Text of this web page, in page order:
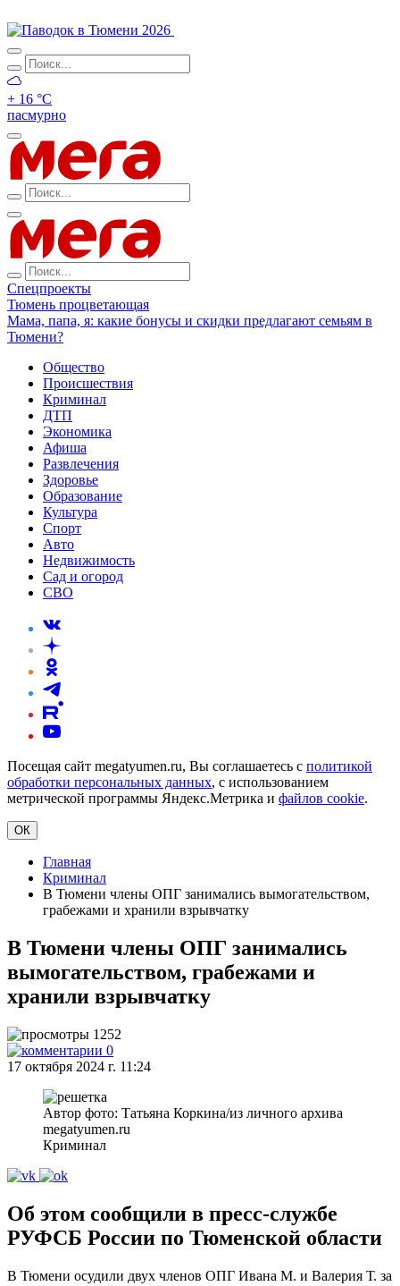
+ 16 °С
пасмурно
Спецпроекты
Тюмень процветающая
Мама, папа, я: какие бонусы и скидки предлагают семьям в
Тюмени?
Общество
Происшествия
Криминал
ДТП
Экономика
Афиша
Развлечения
Здоровье
Образование
Культура
Спорт
Авто
Недвижимость
Сад и огород
СВО
Посещая сайт megatyumen.ru, Вы соглашаетесь с политикой
обработки персональных данных, с использованием
метрической программы Яндекс.Метрика и файлов cookie.
ОК
Главная
Криминал
В Тюмени члены ОПГ занимались вымогательством,
грабежами и хранили взрывчатку
В Тюмени члены ОПГ занимались
вымогательством, грабежами и
хранили взрывчатку
1252
0
17 октября 2024 г. 11:24
Автор фото: Татьяна Коркина/из личного архива
megatyumen.ru
Криминал
Об этом сообщили в пресс-службе
РУФСБ России по Тюменской области
В Тюмени осудили двух членов ОПГ Ивана М. и Валерия Т. за